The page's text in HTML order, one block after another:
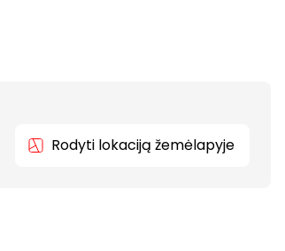
Rodyti lokaciją žemėlapyje